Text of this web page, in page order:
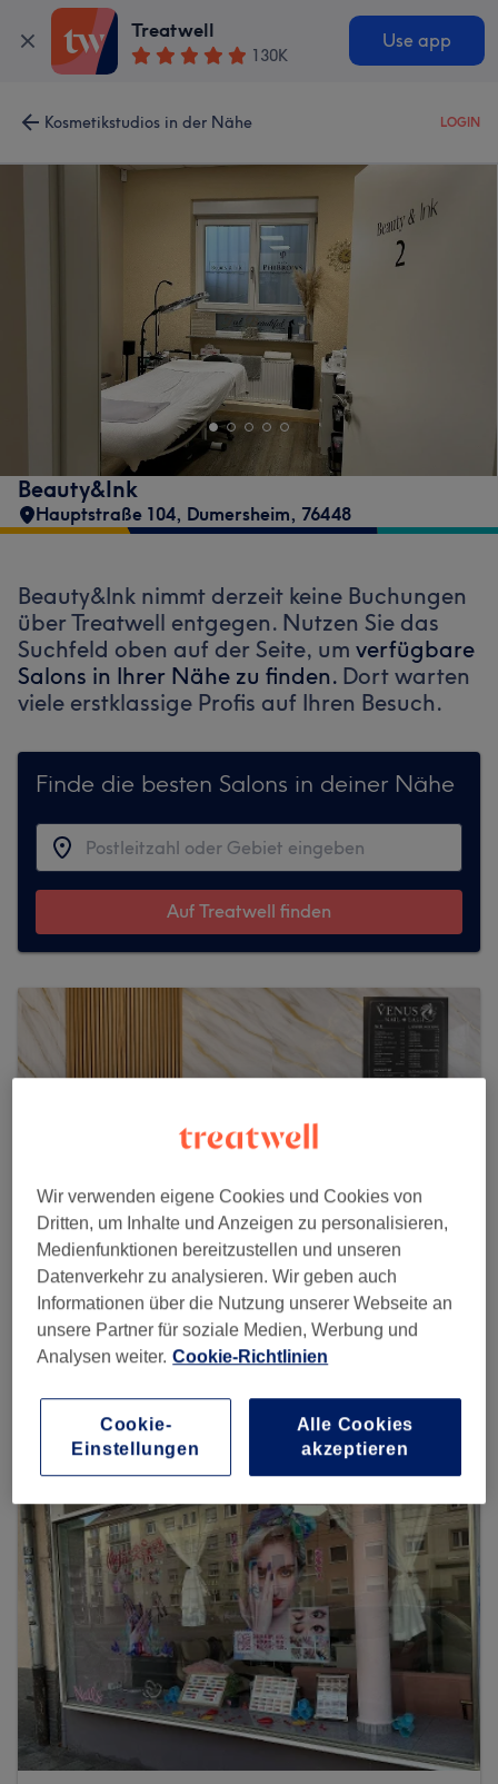
Treatwell
130K
Use app
Kosmetikstudios in der Nähe LOGIN
Beauty&Ink
Hauptstraße 104, Dumersheim, 76448
Beauty&Ink nimmt derzeit keine Buchungen
über Treatwell entgegen. Nutzen Sie das
Suchfeld oben auf der Seite, um verfügbare
Salons in Ihrer Nähe zu finden. Dort warten
viele erstklassige Profis auf Ihren Besuch.
Finde die besten Salons in deiner Nähe
Auf Treatwell finden
Venus Nail Lash
1 reviews
Marktplatz 3, 76337 Waldbronn
Wir verwenden eigene Cookies und Cookies von
Dritten, um Inhalte und Anzeigen zu personalisieren,
Medienfunktionen bereitzustellen und unseren
Datenverkehr zu analysieren. Wir geben auch
Informationen über die Nutzung unserer Webseite an
unsere Partner für soziale Medien, Werbung und
Analysen weiter. Cookie-Richtlinien
Cookie-
Einstellungen
Alle Cookies
akzeptieren